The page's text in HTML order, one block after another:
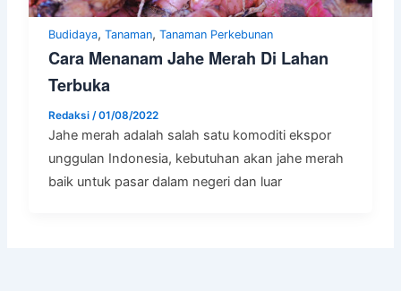
Budidaya,Tanaman,Tanaman Perkebunan
Cara Menanam Jahe Merah Di Lahan
Terbuka
Redaksi/01/08/2022
Jahe merah adalah salah satu komoditi ekspor
unggulan Indonesia, kebutuhan akan jahe merah
baik untuk pasar dalam negeri dan luar